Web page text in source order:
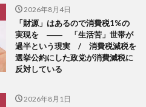
2026年8月4日
「財源」はあるので消費税1%の
実現を ―― 「生活苦」世帯が
過半という現実 / 消費税減税を
選挙公約にした政党が消費減税に
反対している
2026年8月1日